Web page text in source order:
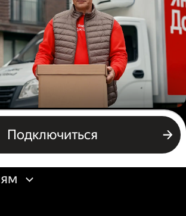
авто
Подключиться
Подключиться
Россия